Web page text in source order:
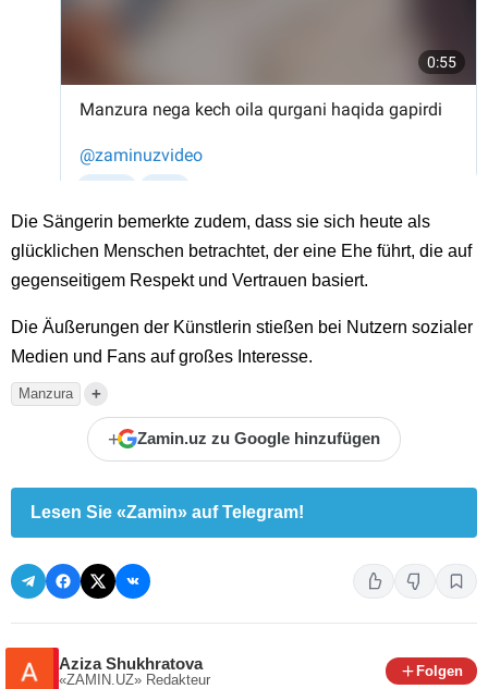
Die Sängerin bemerkte zudem, dass sie sich heute als
glücklichen Menschen betrachtet, der eine Ehe führt, die auf
gegenseitigem Respekt und Vertrauen basiert.
Die Äußerungen der Künstlerin stießen bei Nutzern sozialer
Medien und Fans auf großes Interesse.
Manzura +
+ Zamin.uz zu Google hinzufügen
Lesen Sie «Zamin» auf Telegram!
Aziza Shukhratova
«ZAMIN.UZ» Redakteur
Folgen